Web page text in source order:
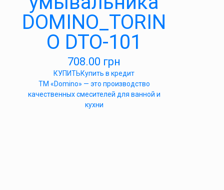
DOMINO_TORIN
O DTO-101
708.00 грн
КУПИТЬКупить в кредит
ТМ «Domino» — это производство
качественных смесителей для ванной и
кухни